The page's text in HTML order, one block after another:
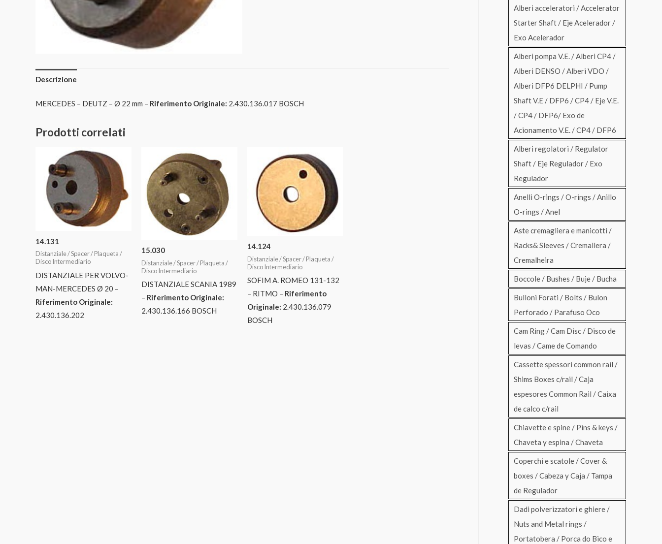
Descrizione
MERCEDES – DEUTZ – Ø 22 mm – Riferimento Originale: 2.430.136.017 BOSCH
Prodotti correlati
14.131
Distanziale / Spacer / Plaqueta /
Disco Intermediario
DISTANZIALE PER VOLVO-
MAN-MERCEDES Ø 20 –
Riferimento Originale:
2.430.136.202
15.030
Distanziale / Spacer / Plaqueta /
Disco Intermediario
DISTANZIALE SCANIA 1989
– Riferimento Originale:
2.430.136.166 BOSCH
14.124
Distanziale / Spacer / Plaqueta /
Disco Intermediario
SOFIM A. ROMEO 131-132
– RITMO – Riferimento
Originale: 2.430.136.079
BOSCH
Alberi acceleratori / Accelerator
Starter Shaft / Eje Acelerador /
Exo Acelerador
Alberi pompa V.E. / Alberi CP4 /
Alberi DENSO / Alberi VDO /
Alberi DFP6 DELPHI / Pump
Shaft V.E / DFP6 / CP4 / Eje V.E.
/ CP4 / DFP6/ Exo de
Acionamento V.E. / CP4 / DFP6
Alberi regolatori / Regulator
Shaft / Eje Regulador / Exo
Regulador
Anelli O-rings / O-rings / Anillo
O-rings / Anel
Aste cremagliera e manicotti /
Racks& Sleeves / Cremallera /
Cremalheira
Boccole / Bushes / Buje / Bucha
Bulloni Forati / Bolts / Bulon
Perforado / Parafuso Oco
Cam Ring / Cam Disc / Disco de
levas / Came de Comando
Cassette spessori common rail /
Shims Boxes c/rail / Caja
espesores Common Rail / Caixa
de calco c/rail
Chiavette e spine / Pins & keys /
Chaveta y espina / Chaveta
Coperchi e scatole / Cover &
boxes / Cabeza y Caja / Tampa
de Regulador
Dadi polverizzatori e ghiere /
Nuts and Metal rings /
Portatobera / Porca do Bico e